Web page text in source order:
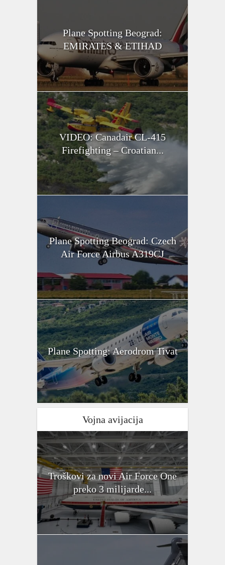
Plane Spotting Beograd:
EMIRATES & ETIHAD
VIDEO: Canadair CL-415
Firefighting – Croatian...
Plane Spotting Beograd: Czech
Air Force Airbus A319CJ
Plane Spotting: Aerodrom Tivat
Vojna avijacija
Troškovi za novi Air Force One
preko 3 milijarde...